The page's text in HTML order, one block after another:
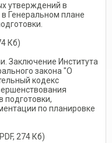
утверждений в
Генеральном плане
Кб)
Заключение Института
закона "О
кодекс
подготовки,
по планировке
274 Кб)